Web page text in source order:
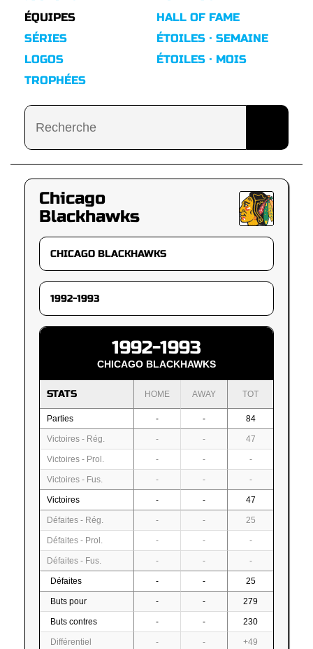
ÉQUIPES
SÉRIES
LOGOS
TROPHÉES
HALL OF FAME
ÉTOILES · SEMAINE
ÉTOILES · MOIS
Chicago
Blackhawks
1992-1993
CHICAGO BLACKHAWKS
STATS HOME AWAY TOT
Parties - - 84
Victoires - Rég. - - 47
Victoires - Prol. - - -
Victoires - Fus. - - -
Victoires - - 47
Défaites - Rég. - - 25
Défaites - Prol. - - -
Défaites - Fus. - - -
Défaites - - 25
Buts pour - - 279
Buts contres - - 230
Différentiel - - +49